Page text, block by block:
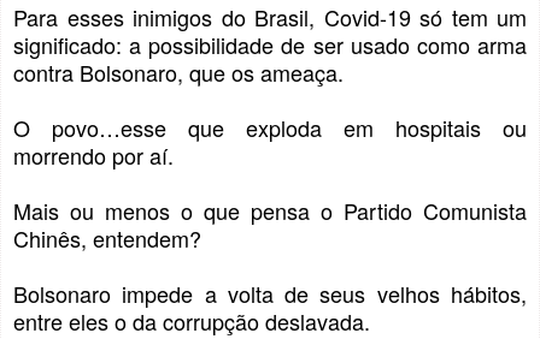
Para esses inimigos do Brasil, Covid-19 só tem um
significado: a possibilidade de ser usado como arma
contra Bolsonaro, que os ameaça.
O povo…esse que exploda em hospitais ou
morrendo por aí.
Mais ou menos o que pensa o Partido Comunista
Chinês, entendem?
Bolsonaro impede a volta de seus velhos hábitos,
entre eles o da corrupção deslavada.